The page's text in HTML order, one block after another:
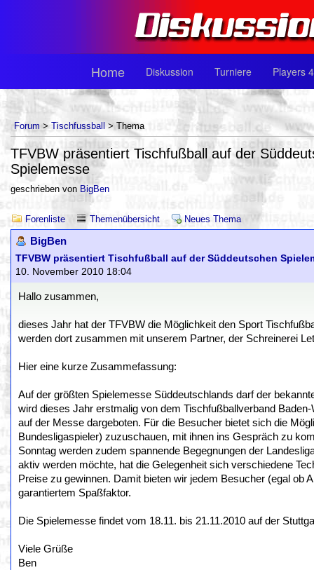
Home Diskussion Turniere Players
Forum > Tischfussball > Thema
TFVBW präsentiert Tischfußball auf der
Spielemesse
geschrieben von BigBen
Forenliste Themenübersicht Neues Thema
BigBen
TFVBW präsentiert Tischfußball auf der Süddeutschen
10. November 2010 18:04
Hallo zusammen,
dieses Jahr hat der TFVBW die Möglichkeit den Sport
werden dort zusammen mit unserem Partner, der Schreinerei
Hier eine kurze Zusammefassung:
Auf der größten Spielemesse Süddeutschlands darf der
wird dieses Jahr erstmalig von dem Tischfußballverband
auf der Messe dargeboten. Für die Besucher bietet sich die
Bundesligaspieler) zuzuschauen, mit ihnen ins Gespräch zu
Sonntag werden zudem spannende Begegnungen der
aktiv werden möchte, hat die Gelegenheit sich verschiedene
Preise zu gewinnen. Damit bieten wir jedem Besucher (egal ob
garantiertem Spaßfaktor.
Die Spielemesse findet vom 18.11. bis 21.11.2010 auf der
Viele Grüße
Ben